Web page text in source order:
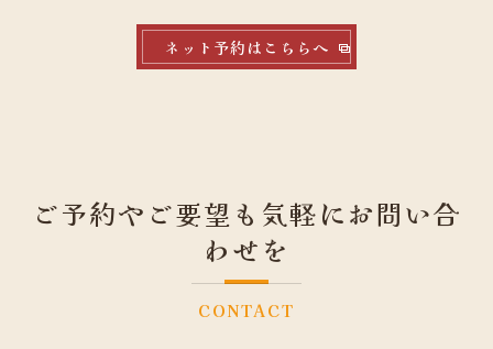
ネット予約はこちらへ
ご予約やご要望も気軽にお問い合
わせを
CONTACT